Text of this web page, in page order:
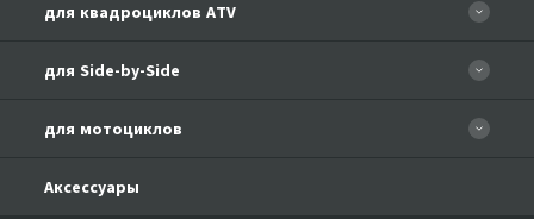
для квадроциклов ATV
CFORCE 110 EFI
CF500-A Basic
CF500-2A
для Side-by-Side
CF800-U8 EFI
для мотоциклов
Аксессуары